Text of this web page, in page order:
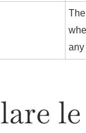
any